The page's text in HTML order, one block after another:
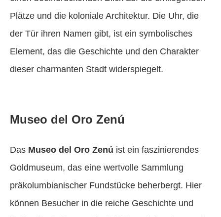
Plätze und die koloniale Architektur. Die Uhr, die
der Tür ihren Namen gibt, ist ein symbolisches
Element, das die Geschichte und den Charakter
dieser charmanten Stadt widerspiegelt.
Museo del Oro Zenú
Das Museo del Oro Zenú ist ein faszinierendes
Goldmuseum, das eine wertvolle Sammlung
präkolumbianischer Fundstücke beherbergt. Hier
können Besucher in die reiche Geschichte und